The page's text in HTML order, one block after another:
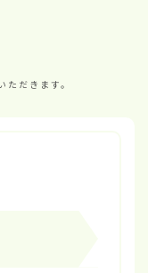
だきます。